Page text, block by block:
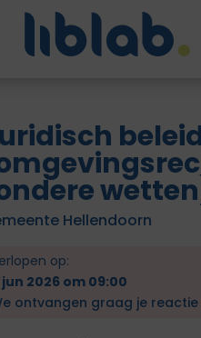
Hellendoorn
op:
jun 2026 om 09:00
ontvangen graag je reactie